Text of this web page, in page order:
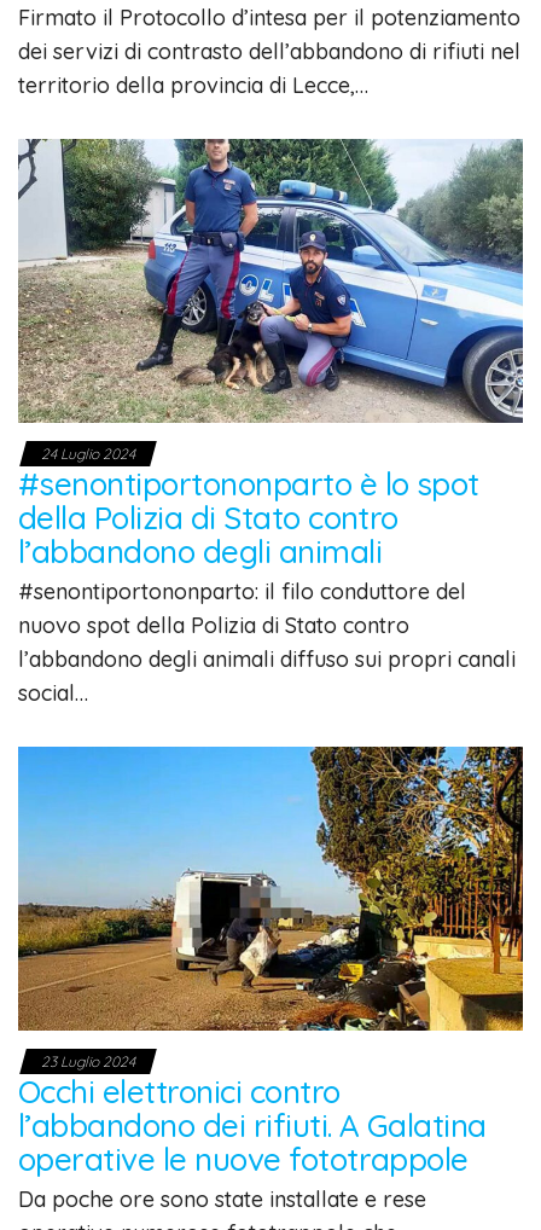
Firmato il Protocollo d’intesa per il potenziamento
dei servizi di contrasto dell’abbandono di rifiuti nel
territorio della provincia di Lecce,…
24 Luglio 2024
#senontiportononparto è lo spot
della Polizia di Stato contro
l’abbandono degli animali
#senontiportononparto: il filo conduttore del
nuovo spot della Polizia di Stato contro
l’abbandono degli animali diffuso sui propri canali
social…
23 Luglio 2024
Occhi elettronici contro
l’abbandono dei rifiuti. A Galatina
operative le nuove fototrappole
Da poche ore sono state installate e rese